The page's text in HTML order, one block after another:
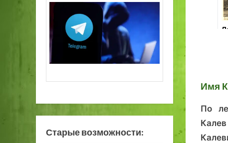
2 3 4
Имя
По
Старые возможности: